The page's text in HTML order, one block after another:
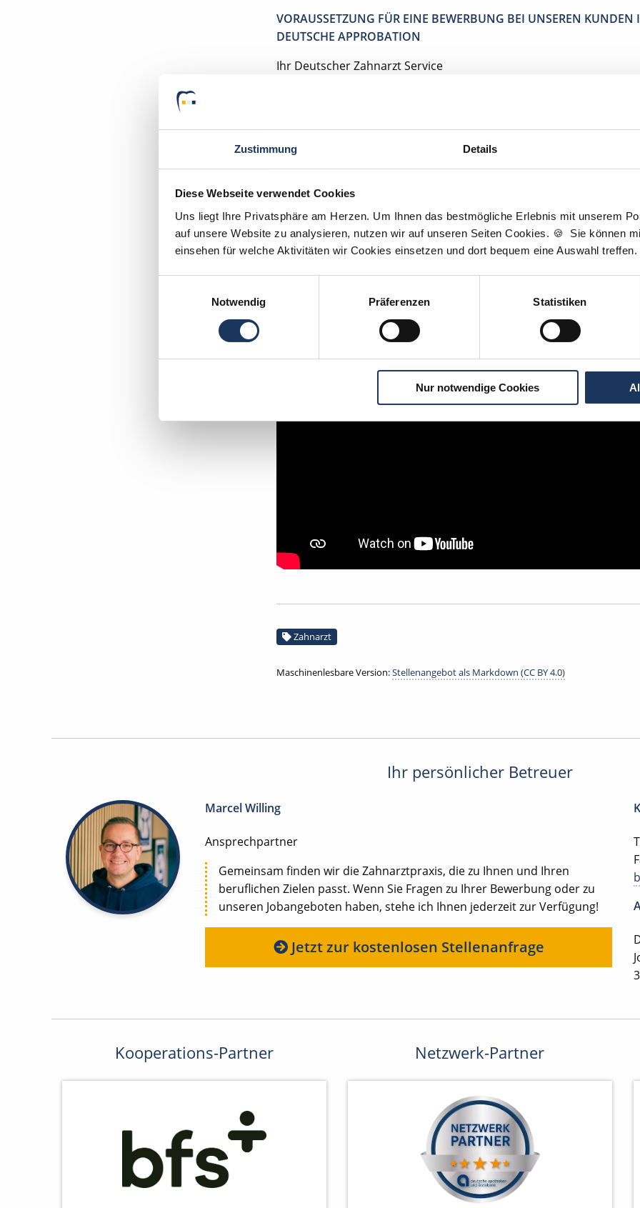
Zustimmung Details
Diese Webseite verwendet Cookies
Uns liegt Ihre Privatsphäre am Herzen. Um Ihnen das bestmögliche Erlebnis mit unserem
auf unsere Website zu analysieren, nutzen wir auf unseren Seiten Cookies. 🍪 Sie können
einsehen für welche Aktivitäten wir Cookies einsetzen und dort bequem eine Auswahl treffen.
Notwendig
Präferenzen Statistiken
Nur notwendige Cookies
VORAUSSETZUNG FÜR EINE BEWERBUNG BEI UNSEREN KUNDEN
DEUTSCHE APPROBATION
Ihr Deutscher Zahnarzt Service
Momentan interessieren sich3 BesucherfürStellenangebote alsZahnarzt.
In wenigen Schritten zu Ihrer Traumstelle - so
Zahnarzt
Maschinenlesbare Version:Stellenangebot als Markdown (CC BY 4.0)
Ihr persönlicher Betreuer
Marcel Willing
Ansprechpartner
Gemeinsam finden wir die Zahnarztpraxis, die zu Ihnen und Ihren
beruflichen Zielen passt. Wenn Sie Fragen zu Ihrer Bewerbung oder zu
unseren Jobangeboten haben, stehe ich Ihnen jederzeit zur Verfügung!
Jetzt zur kostenlosen Stellenanfrage
Kooperations-Partner Netzwerk-Partner